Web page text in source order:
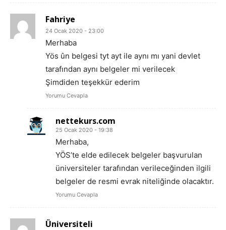
Fahriye
24 Ocak 2020 - 23:00
Merhaba
Yös ûn belgesi tyt ayt ile aynı mı yani devlet
tarafından aynı belgeler mi verilecek
Şimdiden teşekkür ederim
Yorumu Cevapla
nettekurs.com
25 Ocak 2020 - 19:38
Merhaba,
YÖS’te elde edilecek belgeler başvurulan
üniversiteler tarafından verileceğinden ilgili
belgeler de resmi evrak niteliğinde olacaktır.
Yorumu Cevapla
Üniversiteli